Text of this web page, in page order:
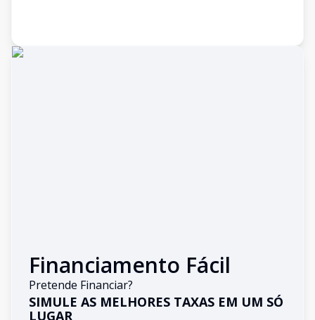
Financiamento Fácil
Pretende Financiar?
SIMULE AS MELHORES TAXAS EM UM SÓ
LUGAR